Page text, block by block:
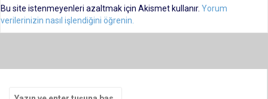
Bu site istenmeyenleri azaltmak için Akismet kullanır. Yorum
verilerinizin nasıl işlendiğini öğrenin.